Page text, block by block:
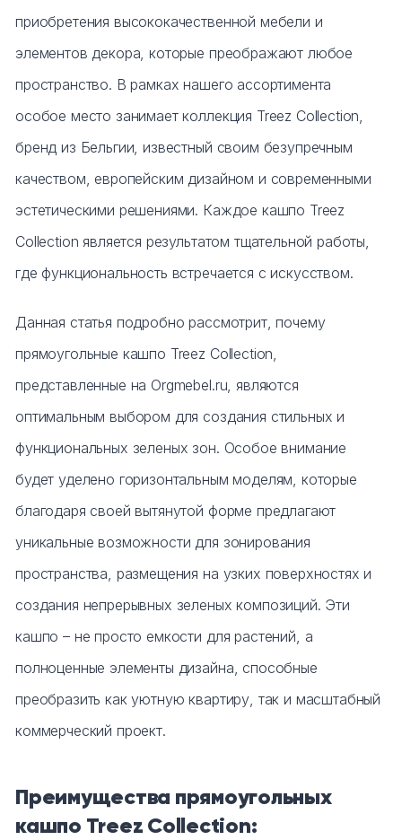
приобретения высококачественной мебели и
элементов декора, которые преображают любое
пространство. В рамках нашего ассортимента
особое место занимает коллекция Treez Collection,
бренд из Бельгии, известный своим безупречным
качеством, европейским дизайном и современными
эстетическими решениями. Каждое кашпо Treez
Collection является результатом тщательной работы,
где функциональность встречается с искусством.
Данная статья подробно рассмотрит, почему
прямоугольные кашпо Treez Collection,
представленные на Orgmebel.ru, являются
оптимальным выбором для создания стильных и
функциональных зеленых зон. Особое внимание
будет уделено горизонтальным моделям, которые
благодаря своей вытянутой форме предлагают
уникальные возможности для зонирования
пространства, размещения на узких поверхностях и
создания непрерывных зеленых композиций. Эти
кашпо – не просто емкости для растений, а
полноценные элементы дизайна, способные
преобразить как уютную квартиру, так и масштабный
коммерческий проект.
Преимущества прямоугольных
кашпо Treez Collection: